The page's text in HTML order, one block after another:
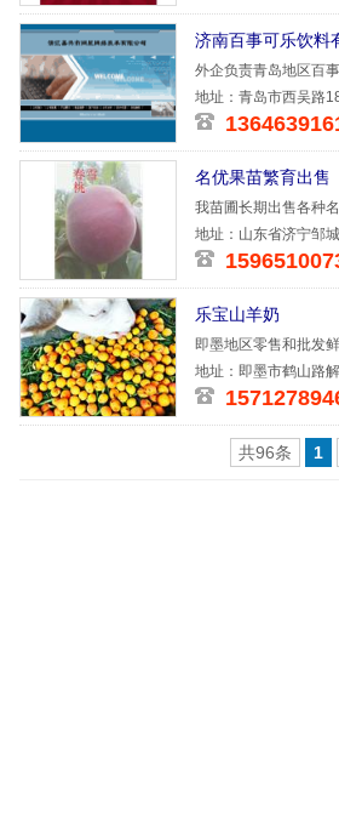
济南百事可乐饮料
外企负责青岛地区百
地址：青岛市西吴路
名优果苗繁育出售
我苗圃长期出售各种
多万株各种
地址：山东省济宁邹
乐宝山羊奶
即墨地区零售和批发
地址：即墨市鹤山路
共96条 1